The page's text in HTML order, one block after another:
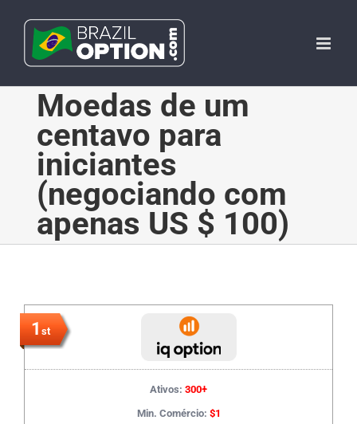
content
Moedas de um
centavo para
iniciantes
(negociando com
apenas US $ 100)
1st
Ativos: 300+
Min. Comércio: $1